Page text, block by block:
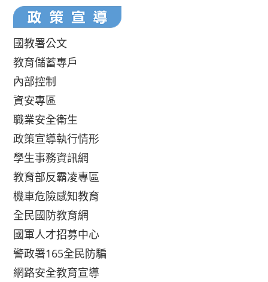
國教署公文
教育儲蓄專戶
內部控制
資安專區
職業安全衛生
政策宣導執行情形
學生事務資訊網
教育部反霸凌專區
機車危險感知教育
全民國防教育網
國軍人才招募中心
警政署165全民防騙
網路安全教育宣導